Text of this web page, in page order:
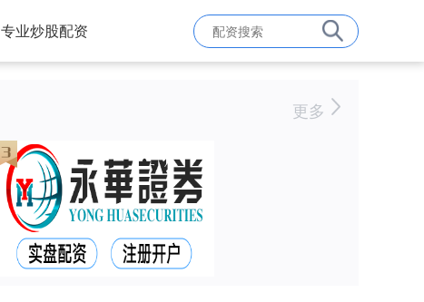
专业炒股配资
更多